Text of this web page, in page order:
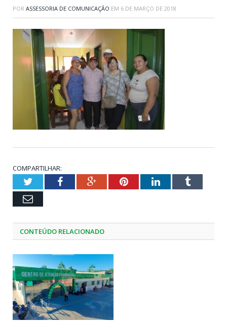
POR ASSESSORIA DE COMUNICAÇÃO EM 6 DE MARÇO DE 2018
COMPARTILHAR:
TwitterFacebookGoogle+PinterestLinkedInTumblr
Email
CONTEÚDO RELACIONADO